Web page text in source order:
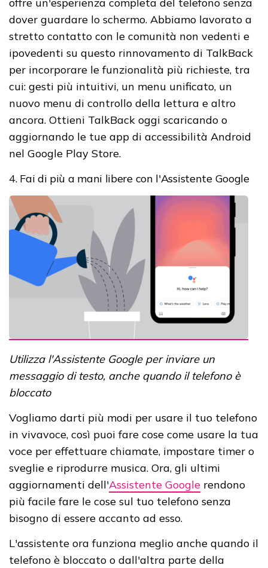
offre un'esperienza completa del telefono senza
dover guardare lo schermo. Abbiamo lavorato a
stretto contatto con le comunità non vedenti e
ipovedenti su questo rinnovamento di TalkBack
per incorporare le funzionalità più richieste, tra
cui: gesti più intuitivi, un menu unificato, un
nuovo menu di controllo della lettura e altro
ancora. Ottieni TalkBack oggi scaricando o
aggiornando le tue app di accessibilità Android
nel Google Play Store.
4. Fai di più a mani libere con l'Assistente Google
Utilizza l'Assistente Google per inviare un
messaggio di testo, anche quando il telefono è
bloccato
Vogliamo darti più modi per usare il tuo telefono
in vivavoce, così puoi fare cose come usare la tua
voce per effettuare chiamate, impostare timer o
sveglie e riprodurre musica. Ora, gli ultimi
aggiornamenti dell'Assistente Google rendono
più facile fare le cose sul tuo telefono senza
bisogno di essere accanto ad esso.
L'assistente ora funziona meglio anche quando il
telefono è bloccato o dall'altra parte della